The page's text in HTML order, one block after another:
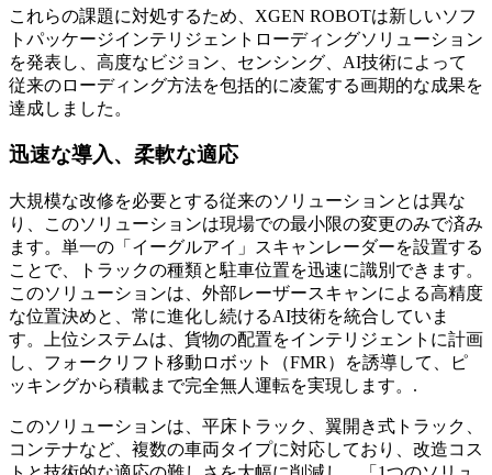
これらの課題に対処するため、XGEN ROBOTは新しいソフ
トパッケージインテリジェントローディングソリューション
を発表し、高度なビジョン、センシング、AI技術によって
従来のローディング方法を包括的に凌駕する画期的な成果を
達成しました。
迅速な導入、柔軟な適応
大規模な改修を必要とする従来のソリューションとは異な
り、このソリューションは現場での最小限の変更のみで済み
ます。単一の「イーグルアイ」スキャンレーダーを設置する
ことで、トラックの種類と駐車位置を迅速に識別できます。
このソリューションは、外部レーザースキャンによる高精度
な位置決めと、常に進化し続けるAI技術を統合していま
す。上位システムは、貨物の配置をインテリジェントに計画
し、フォークリフト移動ロボット（FMR）を誘導して、ピ
ッキングから積載まで完全無人運転を実現します。.
このソリューションは、平床トラック、翼開き式トラック、
コンテナなど、複数の車両タイプに対応しており、改造コス